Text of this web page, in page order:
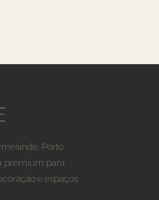
Porto.
premium para
e espaços